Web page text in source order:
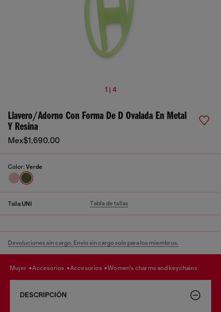
1 | 4
Llavero/adorno Con Forma De D Ovalada En Metal
Y Resina
Mex$1,690.00
Color: Verde
Talla:UNI Tabla de tallas
Devoluciones sin cargo. Envío sin cargo solo para los miembros.
mujer accesorios accesorios women's charms and keychains
DESCRIPCIÓN